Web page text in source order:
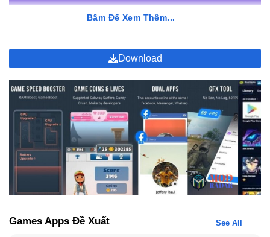
Với Lulubox Pro 6.6.0 Apk, người chơi có thể mở khóa các skin
Bấm Để Xem Thêm...
Download
Games Apps Đề Xuất See All